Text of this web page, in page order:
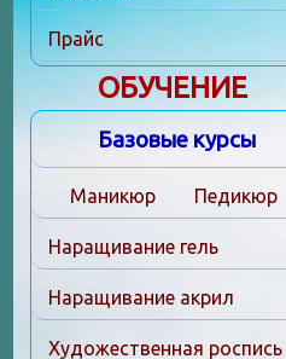
Прайс
ОБУЧЕНИЕ
Базовые курсы
Маникюр Педикюр
Наращивание гель
Наращивание акрил
Художественная роспись